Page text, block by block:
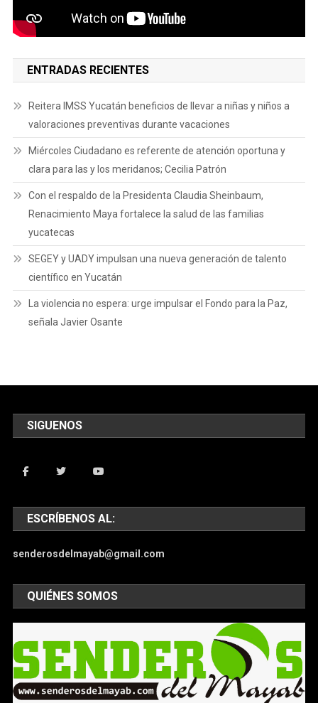
ENTRADAS RECIENTES
Reitera IMSS Yucatán beneficios de llevar a niñas y niños a
valoraciones preventivas durante vacaciones
Miércoles Ciudadano es referente de atención oportuna y
clara para las y los meridanos; Cecilia Patrón
Con el respaldo de la Presidenta Claudia Sheinbaum,
Renacimiento Maya fortalece la salud de las familias
yucatecas
SEGEY y UADY impulsan una nueva generación de talento
científico en Yucatán
La violencia no espera: urge impulsar el Fondo para la Paz,
señala Javier Osante
SIGUENOS
ESCRÍBENOS AL:
senderosdelmayab@gmail.com
QUIÉNES SOMOS